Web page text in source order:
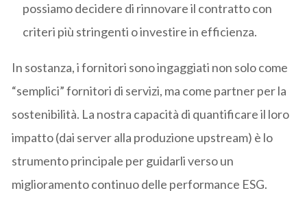
possiamo decidere di rinnovare il contratto con
criteri più stringenti o investire in efficienza.
In sostanza, i fornitori sono ingaggiati non solo come
“semplici” fornitori di servizi, ma come partner per la
sostenibilità. La nostra capacità di quantificare il loro
impatto (dai server alla produzione upstream) è lo
strumento principale per guidarli verso un
miglioramento continuo delle performance ESG.